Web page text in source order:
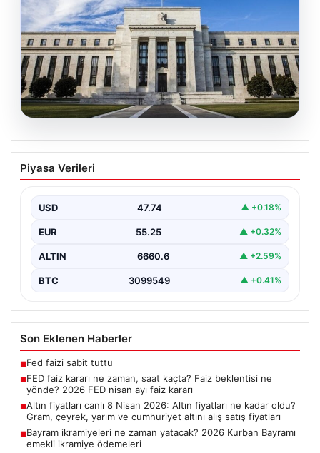
FED faiz kararı ne zaman, saat kaçta?
Faiz beklentisi ne yönde? 2026 FED
Piyasa Verileri
USD 47.74 ▲ +0.18%
EUR 55.25 ▲ +0.32%
ALTIN 6660.6 ▲ +2.59%
BTC 3099549 ▲ +0.41%
Son Eklenen Haberler
■Fed faizi sabit tuttu
■FED faiz kararı ne zaman, saat kaçta? Faiz beklentisi ne
yönde? 2026 FED nisan ayı faiz kararı
■Altın fiyatları canlı 8 Nisan 2026: Altın fiyatları ne kadar oldu?
Gram, çeyrek, yarım ve cumhuriyet altını alış satış fiyatları
■Bayram ikramiyeleri ne zaman yatacak? 2026 Kurban Bayramı
emekli ikramiye ödemeleri